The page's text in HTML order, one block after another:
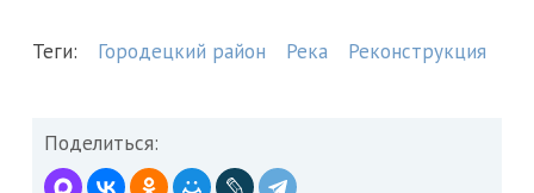
Теги: Городецкий район Река Реконструкция
Поделиться: